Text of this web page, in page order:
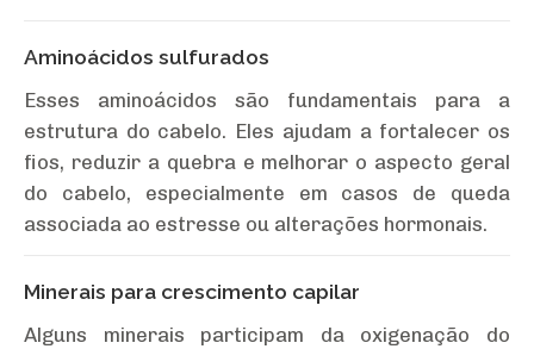
Aminoácidos sulfurados
Esses aminoácidos são fundamentais para a
estrutura do cabelo. Eles ajudam a fortalecer os
fios, reduzir a quebra e melhorar o aspecto geral
do cabelo, especialmente em casos de queda
associada ao estresse ou alterações hormonais.
Minerais para crescimento capilar
Alguns minerais participam da oxigenação do